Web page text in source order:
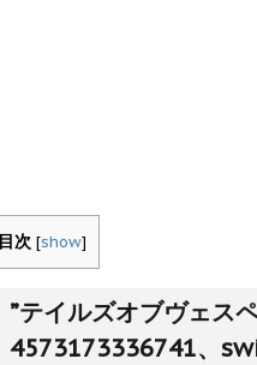
目次 [show]
”テイルズオブヴェス
4573173336741、